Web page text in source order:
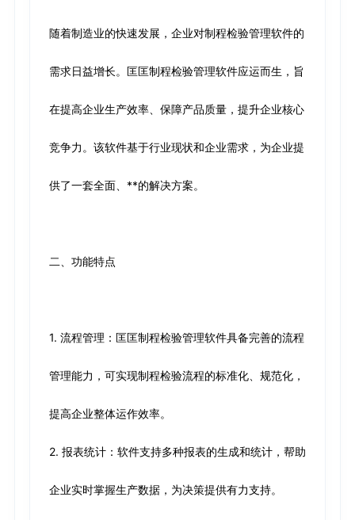
随着制造业的快速发展，企业对制程检验管理软件的
需求日益增长。匡匡制程检验管理软件应运而生，旨
在提高企业生产效率、保障产品质量，提升企业核心
竞争力。该软件基于行业现状和企业需求，为企业提
供了一套全面、**的解决方案。
二、功能特点
1. 流程管理：匡匡制程检验管理软件具备完善的流程
管理能力，可实现制程检验流程的标准化、规范化，
提高企业整体运作效率。
2. 报表统计：软件支持多种报表的生成和统计，帮助
企业实时掌握生产数据，为决策提供有力支持。